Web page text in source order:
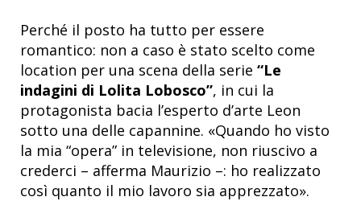
Perché il posto ha tutto per essere
romantico: non a caso è stato scelto come
location per una scena della serie “Le
indagini di Lolita Lobosco”, in cui la
protagonista bacia l’esperto d’arte Leon
sotto una delle capannine. «Quando ho visto
la mia “opera” in televisione, non riuscivo a
crederci – afferma Maurizio –: ho realizzato
così quanto il mio lavoro sia apprezzato».